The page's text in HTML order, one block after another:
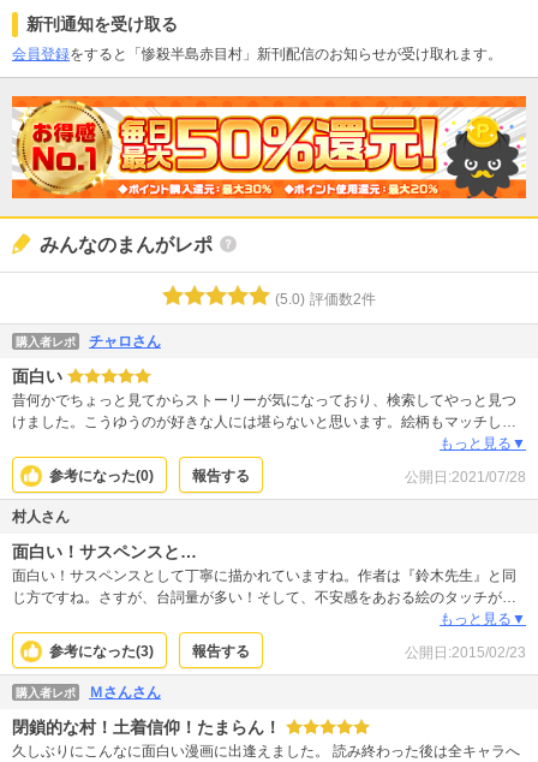
新刊通知を受け取る
会員登録をすると「惨殺半島赤目村」新刊配信のお知らせが受け取れます。
みんなのまんがレポ
(5.0) 評価数2件
購入者レポ チャロさん
面白い
昔何かでちょっと見てからストーリーが気になっており、検索してやっと見つ
けました。こうゆうのが好きな人には堪らないと思います。絵柄もマッチして
いると思います。他の作品も読みましたが、すごく良かったです。もっと見る▼
参考になった(0) 報告する 公開日:2021/07/28
村人さん
面白い！サスペンスと…
面白い！サスペンスとして丁寧に描かれていますね。作者は『鈴木先生』と同
じ方ですね。さすが、台詞量が多い！そして、不安感をあおる絵のタッチが素
晴らしい！まど一巻だけなのですが、しっかりと伏線を回収していって欲しい
です。続きが楽しみです。
もっと見る▼
参考になった(3) 報告する 公開日:2015/02/23
購入者レポ Ｍさんさん
閉鎖的な村！土着信仰！たまらん！
久しぶりにこんなに面白い漫画に出逢えました。 読み終わった後は全キャラへ